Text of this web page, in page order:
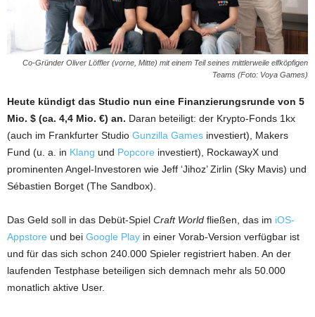
Co-Gründer Oliver Löffler (vorne, Mitte) mit einem Teil seines mittlerweile elfköpfigen
Teams (Foto: Voya Games)
Heute kündigt das Studio nun eine Finanzierungsrunde von 5
Mio. $ (ca. 4,4 Mio. €) an. Daran beteiligt: der Krypto-Fonds 1kx
(auch im Frankfurter Studio Gunzilla Games investiert), Makers
Fund (u. a. in Klang und Popcore investiert), RockawayX und
prominenten Angel-Investoren wie Jeff ‘Jihoz’ Zirlin (Sky Mavis) und
Sébastien Borget (The Sandbox).
Das Geld soll in das Debüt-Spiel Craft World fließen, das im iOS-
Appstore und bei Google Play in einer Vorab-Version verfügbar ist
und für das sich schon 240.000 Spieler registriert haben. An der
laufenden Testphase beteiligen sich demnach mehr als 50.000
monatlich aktive User.